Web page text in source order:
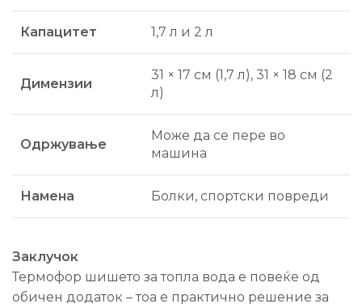
Капацитет 1,7 л и 2 л
Димензии
31 × 17 см (1,7 л), 31 × 18 см (2
л)
Одржување
Може да се пере во
машина
Намена Болки, спортски повреди
Заклучок
Термофор шишето за топла вода е повеќе од
обичен додаток – тоа е практично решение за